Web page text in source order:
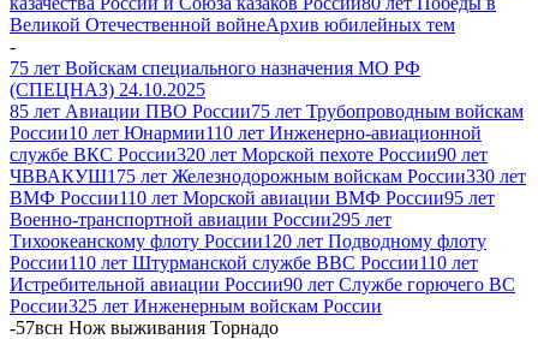
Великой Отечественной войнеАрхив юбилейных тем
-
75 лет Войскам специального назначения МО РФ
(СПЕЦНАЗ) 24.10.2025
85 лет Авиации ПВО России75 лет Трубопроводным войскам
России10 лет Юнармии110 лет Инженерно-авиационной
службе ВКС России320 лет Морской пехоте России90 лет
ЧВВАКУШ175 лет Железнодорожным войскам России330 лет
ВМФ России110 лет Морской авиации ВМФ России95 лет
Военно-транспортной авиации России295 лет
Тихоокеанскому флоту России120 лет Подводному флоту
России110 лет Штурманской службе ВВС России110 лет
Истребительной авиации России90 лет Службе горючего ВС
России325 лет Инженерным войскам России
-57всн Нож выживания Торнадо